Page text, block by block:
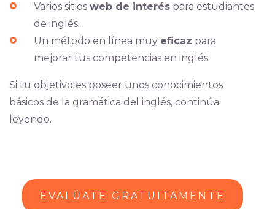
Varios sitios web de interéspara estudiantes
de inglés.
Un método en línea muy eficaz para
mejorar tus competencias en inglés.
Si tu objetivo es poseer unos conocimientos
básicos de la gramática del inglés, continúa
leyendo.
EVALÚATE GRATUITAMENTE